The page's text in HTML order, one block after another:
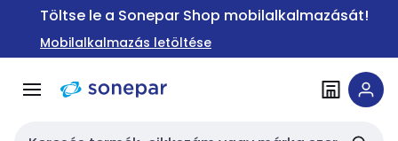
Ugrás a
Ugrás a
tartalomra
Töltse le a Sonepar Shop mobilalkalmazását!
Mobilalkalmazás letöltése